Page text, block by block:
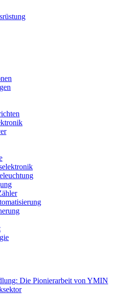
Die Pionierarbeit von YMIN